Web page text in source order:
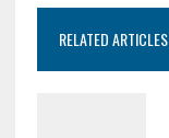
RELATED ARTICLES